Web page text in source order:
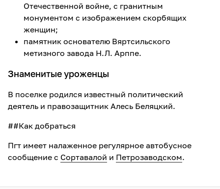
Отечественной войне, с гранитным
монументом с изображением скорбящих
женщин;
памятник основателю Вяртсильского
метизного завода Н.Л. Арппе.
Знаменитые уроженцы
В поселке родился известный политический
деятель и правозащитник Алесь Беляцкий.
##Как добраться
Пгт имеет налаженное регулярное автобусное
сообщение с Сортавалой и Петрозаводском.